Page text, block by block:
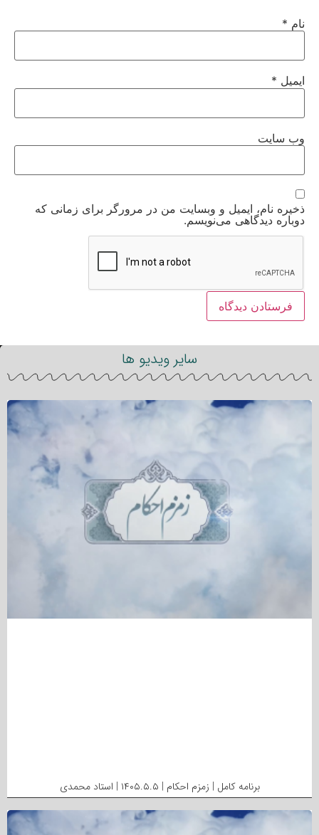
نام *
ایمیل *
وب‌ سایت
ذخیره نام، ایمیل و وبسایت من در مرورگر برای زمانی که
دوباره دیدگاهی می‌نویسم.
سایر ویدیو ها
برنامه کامل | زمزم احکام | ۱۴۰۵.۵.۵ | استاد محمدی